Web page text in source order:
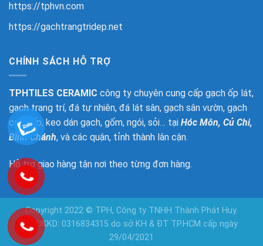
https://tphvn.com
https://gachtrangtridep.net
CHÍNH SÁCH HỖ TRỢ
TPHTILES CERAMIC công ty chuyên cung cấp gạch ốp lát,
gạch trang trí, đá tự nhiên, đá lát sân, gạch sân vườn, gạch
cao cấp, keo dán gạch, gốm, ngói, sỏi… tại Hóc Môn, Củ Chi,
Bình Chánh, và các quận, tỉnh thành lân cận.
Hỗ trợ giao hàng tận nơi theo từng đơn hàng.
Copyright 2022 © TPH, Công ty TNHH Thành Phát Huy.
GPDKKD: 0316834315 do sở KH & ĐT TP.HCM cấp ngày
29/04/2021